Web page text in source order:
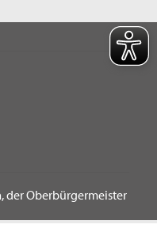
, der Oberbürgermeister